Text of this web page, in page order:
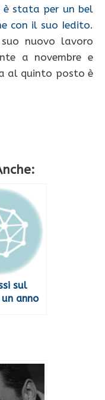
è stata per un bel
con il suo Iedito.
nuovo lavoro
a novembre e
al quinto posto è
sul
anno